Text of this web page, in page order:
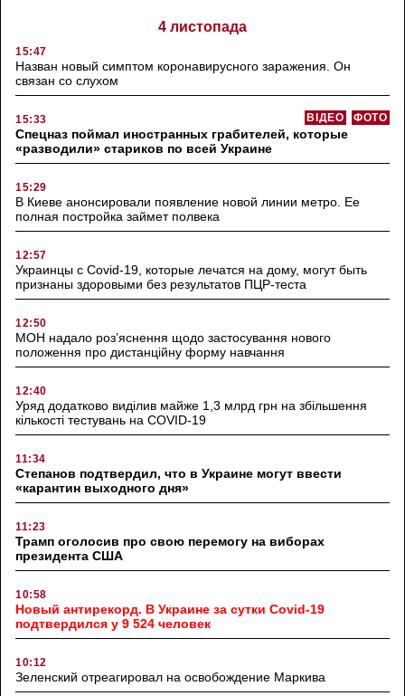
4 листопада
15:47
Назван новый симптом коронавирусного заражения. Он
связан со слухом
15:33 ФОТО
ВІДЕО
Спецназ поймал иностранных грабителей, которые
«разводили» стариков по всей Украине
15:29
В Киеве анонсировали появление новой линии метро. Ее
полная постройка займет полвека
12:57
Украинцы с Covid-19, которые лечатся на дому, могут быть
признаны здоровыми без результатов ПЦР-теста
12:50
МОН надало роз’яснення щодо застосування нового
положення про дистанційну форму навчання
12:40
Уряд додатково виділив майже 1,3 млрд грн на збільшення
кількості тестувань на COVID-19
11:34
Степанов подтвердил, что в Украине могут ввести
«карантин выходного дня»
11:23
Трамп оголосив про свою перемогу на виборах
президента США
10:58
Новый антирекорд. В Украине за сутки Covid-19
подтвердился у 9 524 человек
10:12
Зеленский отреагировал на освобождение Маркива